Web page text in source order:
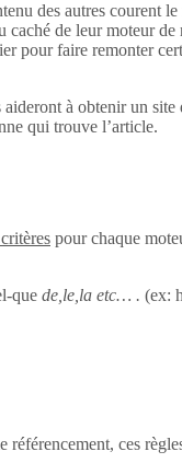
des autres courent
de leur moteur
pour faire remonter
à obtenir un site
qui trouve l’article.
pour chaque
que de,le,la etc… . (ex:
ces